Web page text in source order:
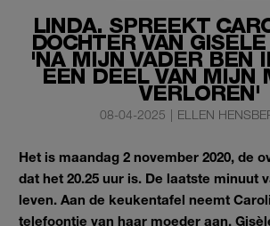
LINDA. SPREEKT
DOCHTER VAN
'NA MIJN VADER BEN
EEN DEEL VAN MIJN
VERLOREN'
08-04-2025 | ELLEN
Het is maandag 2 november 2020, de
dat het 20.25 uur is. De laatste minuut
leven. Aan de keukentafel neemt
telefoontje van haar moeder aan,